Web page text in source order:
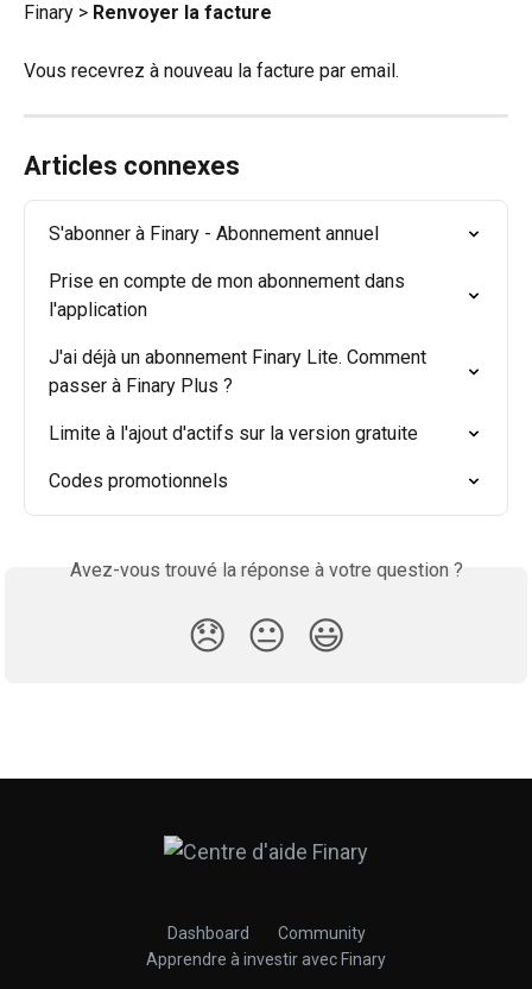
Finary > Renvoyer la facture
Vous recevrez à nouveau la facture par email.
Articles connexes
S'abonner à Finary - Abonnement annuel
Prise en compte de mon abonnement dans
l'application
J'ai déjà un abonnement Finary Lite. Comment
passer à Finary Plus ?
Limite à l'ajout d'actifs sur la version gratuite
Codes promotionnels
Avez-vous trouvé la réponse à votre question ?
😞 😐 😃
Dashboard
Community
Apprendre à investir avec Finary